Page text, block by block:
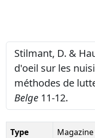
Stilmant, D. &
d'oeil sur les
méthodes de
Belge 11-12.
Type